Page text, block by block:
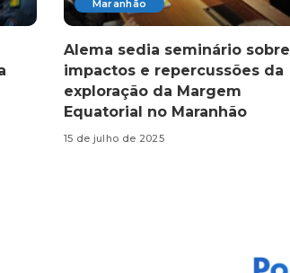
Maranhão
Alema sedia seminário sobre
impactos e repercussões da
exploração da Margem
Equatorial no Maranhão
15 de julho de 2025